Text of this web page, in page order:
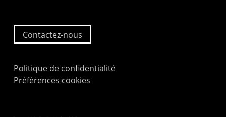
Contactez-nous
Politique de confidentialité
Préférences cookies